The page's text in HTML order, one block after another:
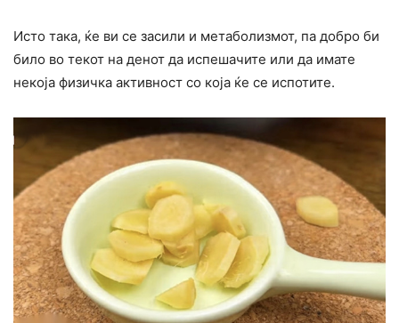
Исто така, ќе ви се засили и метаболизмот, па добро би
било во текот на денот да испешачите или да имате
некоја физичка активност со која ќе се испотите.